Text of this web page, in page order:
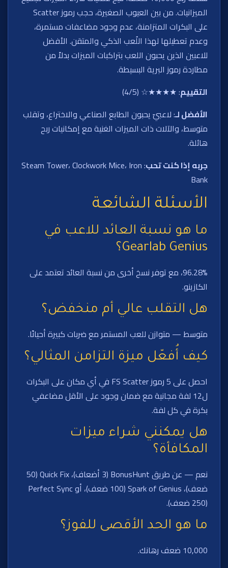
الميزانيات. من بين العيوب الصغيرة، حجب رموز Scatter
على البكرات المتزامنة، عدم وجود مضاعفات مستمرة،
وعدم تعطيلها لهذا اللُعب الذكي والمتقن. الأفضل
للاعبين الذين يحبون اللعب بتراكبات الميزات بدلاً من
مطاردة رموز البرية البسيطة.
التقييم: ★★★★☆ (4/5)
الأفضل لـ: لاعبيّ يحبون الطابع الصناعي والاختراع، وتقلب
متوسط، والآلات ذات الميزات الغنية مع إمكانيات ربح
هائلة.
جربه إذا كنت تحب : Steam Tower، Clockwork Mice، Iron
Bank
الأسئلة الشائعة
ما هو نسبة العائد للاعب في
Gearlab Genius؟
96.28%، مع توفر نسخ أخرى من نسبة العائد تعتمد على
الكازينو.
هل التقلب عالي أم منخفض؟
متوسط — متوازن للعب المستمر مع ضربات كبيرة أحيانًا.
كيف أُفعّل ميزة التزامن المثالي؟
احصل على 5 رموز FS Scatter في أي مكان على البكرات
ل12 لفة مجانية مع ضمان وجود على الأقل مضاعفي
بكرة في كل لفة.
هل يمكنني شراء ميزات
المكافأة؟
نعم — عن طريق BonusHunt (3 أضعاف)، Quick Fix (50
ضعف)، Spark of Genius (100 ضعف)، أو Perfect Sync
(250 ضعف).
ما هو الحد الأقصى للفوز؟
10,000 ضعف رهانك.